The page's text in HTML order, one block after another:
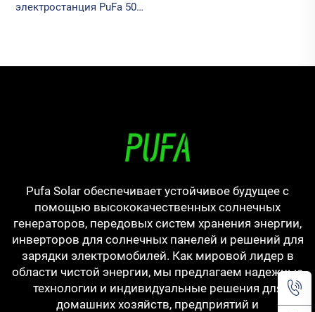
электростанция PuFa 500
чрезвычайных ситуаций
Pufa Solar обеспечивает устойчивое будущее с
помощью высококачественных солнечных
генераторов, передовых систем хранения энергии,
инверторов для солнечных панелей и решений для
зарядки электромобилей. Как мировой лидер в
области чистой энергии, мы предлагаем надежные
технологии и индивидуальные решения для
домашних хозяйств, предприятий и